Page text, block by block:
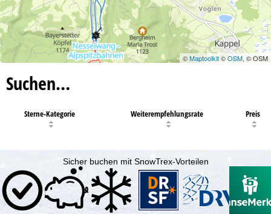
©Maptoolkit©OSM, © OSM
Suchen…
Sterne-Kategorie Weiterempfehlungsrate Preis
Sicher buchen mit SnowTrex-Vorteilen